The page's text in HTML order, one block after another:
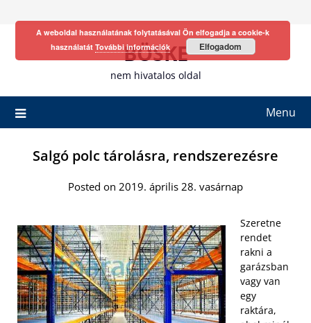
BÖSKE
nem hivatalos oldal
Menu
Salgó polc tárolásra, rendszerezésre
Posted on 2019. április 28. vasárnap
Szeretne
rendet
rakni a
garázsban
vagy van
egy
raktára,
A weboldal használatának folytatásával Ön elfogadja a cookie-k
használatát További információk Elfogadom